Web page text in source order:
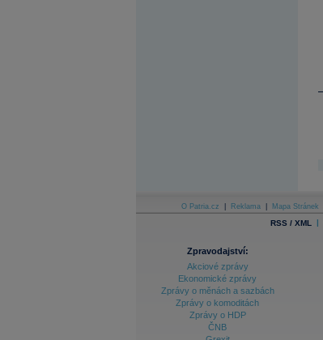
O Patria.cz Reklama Mapa Stránek
RSS / XML |
Zpravodajství:
Akciové zprávy
Ekonomické zprávy
Zprávy o měnách a sazbách
Zprávy o komoditách
Zprávy o HDP
ČNB